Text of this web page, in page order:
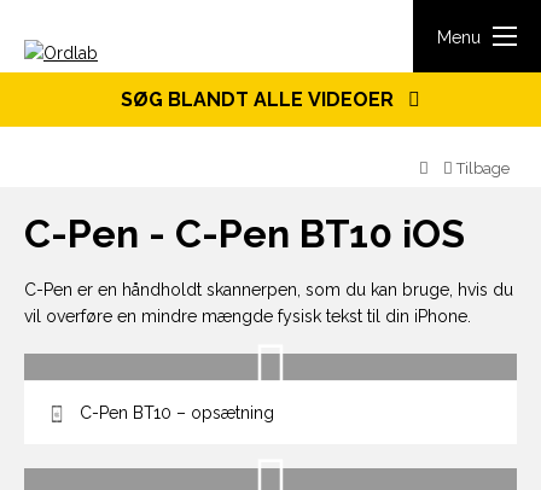
Menu
SØG BLANDT ALLE VIDEOER
Tilbage
C-Pen - C-Pen BT10 iOS
C-Pen er en håndholdt skannerpen, som du kan bruge, hvis du
vil overføre en mindre mængde fysisk tekst til din iPhone.
C-Pen BT10 – opsætning